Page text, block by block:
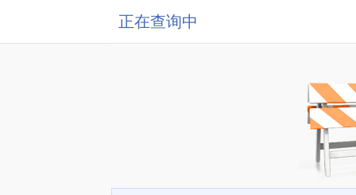
正在查询中